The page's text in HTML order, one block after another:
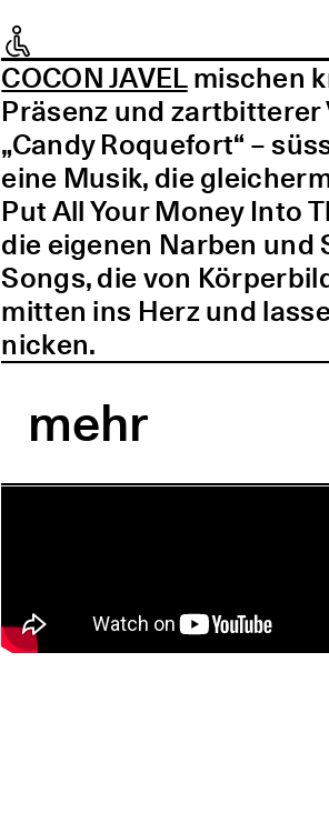
COCON JAVELmischen
Präsenz und
„Candy Roquefort“ –
eine Musik, die
Put All Your Money Into
die eigenen Narben und
Songs, die von
mitten ins Herz und
nicken.
mehr